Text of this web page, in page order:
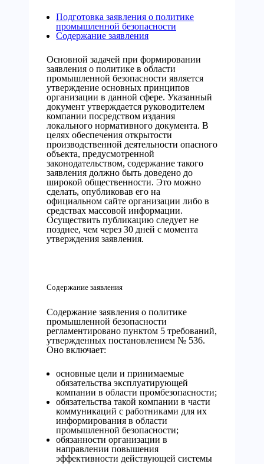
Подготовка заявления о политике
промышленной безопасности
Содержание заявления
Основной задачей при формировании
заявления о политике в области
промышленной безопасности является
утверждение основных принципов
организации в данной сфере. Указанный
документ утверждается руководителем
компании посредством издания
локального нормативного документа. В
целях обеспечения открытости
производственной деятельности опасного
объекта, предусмотренной
законодательством, содержание такого
заявления должно быть доведено до
широкой общественности. Это можно
сделать, опубликовав его на
официальном сайте организации либо в
средствах массовой информации.
Осуществить публикацию следует не
позднее, чем через 30 дней с момента
утверждения заявления.
Содержание заявления
Содержание заявления о политике
промышленной безопасности
регламентировано пунктом 5 требований,
утвержденных постановлением № 536.
Оно включает:
основные цели и принимаемые
обязательства эксплуатирующей
компании в области промбезопасности;
обязательства такой компании в части
коммуникаций с работниками для их
информирования в области
промышленной безопасности;
обязанности организации в
направлении повышения
эффективности действующей системы